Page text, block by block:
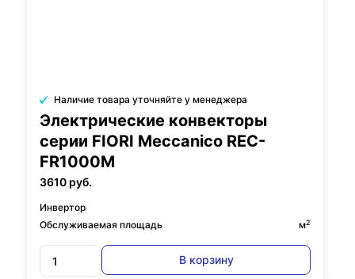
Наличие товара уточняйте у менеджера
Электрические конвекторы
серии FIORI Meccanico REC-
FR1000M
3610 руб.
Инвертор
Обслуживаемая площадь
м2
В корзину